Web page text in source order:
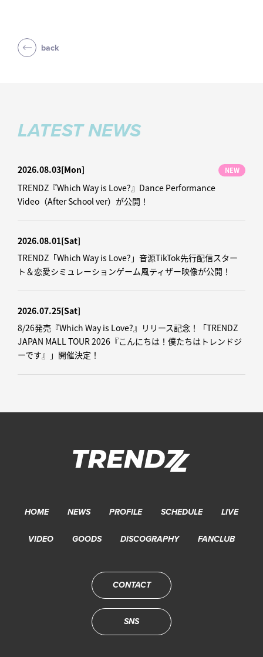
back
LATEST NEWS
2026.08.03[Mon] NEW
TRENDZ『Which Way is Love?』Dance Performance
Video（After School ver）が公開！
2026.08.01[Sat]
TRENDZ「Which Way is Love?」音源TikTok先行配信スター
ト＆恋愛シミュレーションゲーム風ティザー映像が公開！
2026.07.25[Sat]
8/26発売『Which Way is Love?』リリース記念！「TRENDZ
JAPAN MALL TOUR 2026『こんにちは！僕たちはトレンドジ
ーです』」開催決定！
HOME NEWS PROFILE SCHEDULE LIVE
VIDEO GOODS DISCOGRAPHY FANCLUB
CONTACT
SNS